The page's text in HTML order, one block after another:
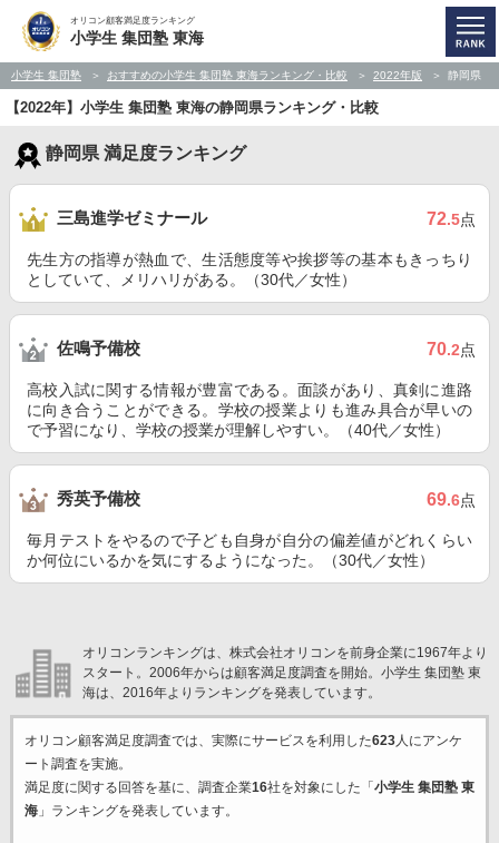
オリコン顧客満足度ランキング
小学生 集団塾 東海
小学生 集団塾 おすすめの小学生 集団塾 東海ランキング・比較 2022年版 静岡県
【2022年】小学生 集団塾 東海の静岡県ランキング・比較
静岡県 満足度ランキング
三島進学ゼミナール 72.5点
先生方の指導が熱血で、生活態度等や挨拶等の基本もきっちり
としていて、メリハリがある。（30代／女性）
佐鳴予備校 70.2点
高校入試に関する情報が豊富である。面談があり、真剣に進路
に向き合うことができる。学校の授業よりも進み具合が早いの
で予習になり、学校の授業が理解しやすい。（40代／女性）
秀英予備校 69.6点
毎月テストをやるので子ども自身が自分の偏差値がどれくらい
か何位にいるかを気にするようになった。（30代／女性）
オリコンランキングは、株式会社オリコンを前身企業に1967年より
スタート。2006年からは顧客満足度調査を開始。小学生 集団塾 東
海は、2016年よりランキングを発表しています。
オリコン顧客満足度調査では、実際にサービスを利用した623人にアンケ
ート調査を実施。
満足度に関する回答を基に、調査企業16社を対象にした「 小学生 集団塾 東
海」ランキングを発表しています。